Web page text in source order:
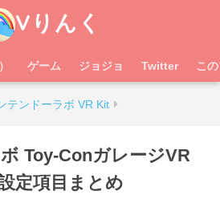
Vりんく
ゲーム ジョジョ Twitter こ
テンドーラボ VR Kit
Toy-ConガレージVR
定項目まとめ